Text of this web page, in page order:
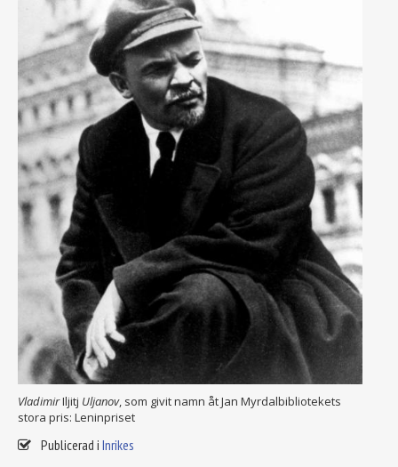
VladimirIljitj Uljanov, som givit namn åt Jan Myrdalbibliotekets
stora pris: Leninpriset
Publicerad i Inrikes